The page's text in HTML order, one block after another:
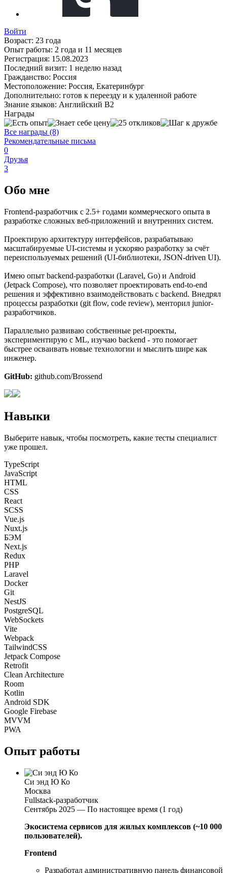
Войти
Возраст: 23 года
Опыт работы: 2 года и 11 месяцев
Регистрация: 15.08.2023
Последний визит: 1 неделю назад
Гражданство: Россия
Местоположение: Россия, Екатеринбург
Дополнительно: готов к переезду и к удаленной работе
Знание языков: Английский В2
Награды
Все награды (8)
Рекомендательные письма
0
Друзья
3
Обо мне
Frontend-разработчик с 2.5+ годами коммерческого опыта в
разработке сложных веб-приложений и внутренних систем.
Проектирую архитектуру интерфейсов, разрабатываю
масштабируемые UI-системы и ускоряю разработку за счёт
переиспользуемых решений (UI-библиотеки, JSON-driven UI).
Имею опыт backend-разработки (Laravel, Go) и Android
(Jetpack Compose), что позволяет проектировать end-to-end
решения и эффективно взаимодействовать с backend. Внедрял
процессы разработки (git flow, code review), менторил junior-
разработчиков.
Параллельно развиваю собственные pet-проекты,
экспериментирую с ML, изучаю backend - это помогает
быстрее осваивать новые технологии и мыслить шире как
инженер.
GitHub: github.com/Brossend
Навыки
Выберите навык, чтобы посмотреть, какие тесты специалист
уже прошел.
TypeScript
JavaScript
HTML
CSS
React
SCSS
Vue.js
Nuxt.js
БЭМ
Next.js
Redux
PHP
Laravel
Docker
Git
NestJS
PostgreSQL
WebSockets
Vite
Webpack
TailwindCSS
Jetpack Compose
Retrofit
Clean Architecture
Room
Kotlin
Android SDK
Google Firebase
MVVM
PWA
Опыт работы
Си энд Ю Ко
Москва
Fullstack-разработчик
Сентябрь 2025 — По настоящее время (1 год)
Экосистема сервисов для жилых комплексов (~10 000
пользователей).
Frontend
Разработал административную панель финансовой